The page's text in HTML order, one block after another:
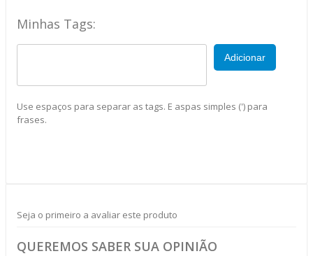
Minhas Tags:
Adicionar
Use espaços para separar as tags. E aspas simples (') para
frases.
Seja o primeiro a avaliar este produto
QUEREMOS SABER SUA OPINIÃO